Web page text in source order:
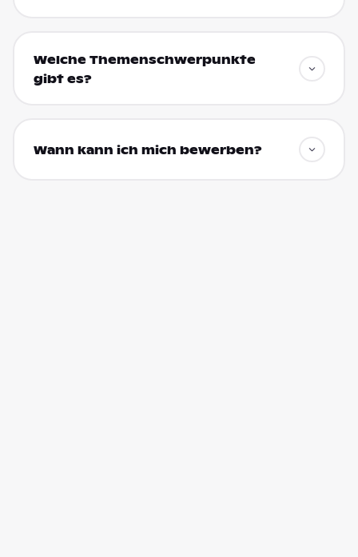
Welche Themenschwerpunkte
gibt es?
Wann kann ich mich bewerben?